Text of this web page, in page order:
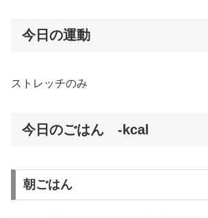
今日の運動
ストレッチのみ
今日のごはん -kcal
朝ごはん